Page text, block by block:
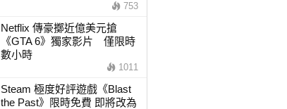
753
Netflix 傳豪擲近億美元搶
《GTA 6》獨家影片 僅限時
數小時
1011
Steam 極度好評遊戲《Blast
the Past》限時免費 即將改為